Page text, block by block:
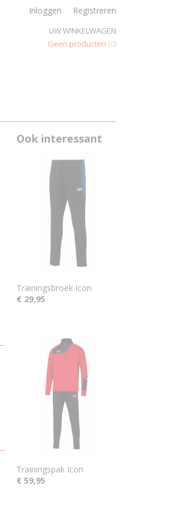
Inloggen Registreren
UW WINKELWAGEN
Geen producten (0)
Ook interessant
Trainingsbroek Icon
€ 29,95
Trainingspak Icon
€ 59,95